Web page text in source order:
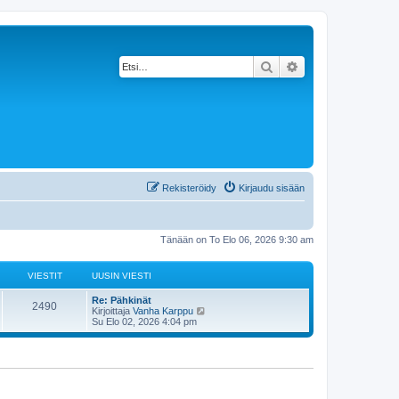
Etsi
Kirjaudu sisään
Rekisteröidy
Tänään on To Elo 06, 2026 9:30 am
VIESTIT UUSIN VIESTI
2490
Re: Pähkinät
Kirjoittaja Vanha Karppu
y
Su Elo 02, 2026 4:04 pm